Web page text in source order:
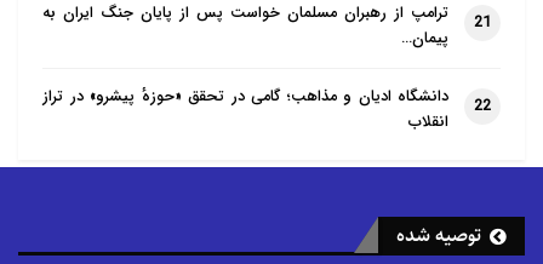
21
ترامپ از رهبران مسلمان خواست پس از پایان جنگ ایران به
پیمان…
22
دانشگاه ادیان و مذاهب؛ گامی در تحقق «حوزهٔ پیشرو» در تراز
انقلاب
توصیه شده